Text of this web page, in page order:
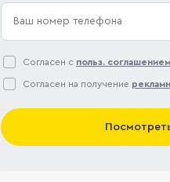
Согласен с польз. соглашением
Согласен на получение